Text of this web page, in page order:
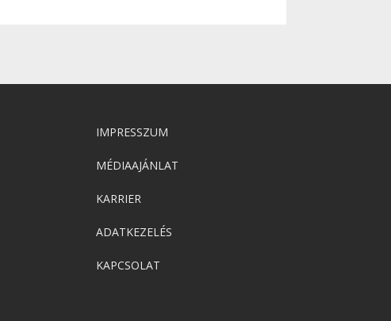
IMPRESSZUM
MÉDIAAJÁNLAT
KARRIER
ADATKEZELÉS
KAPCSOLAT